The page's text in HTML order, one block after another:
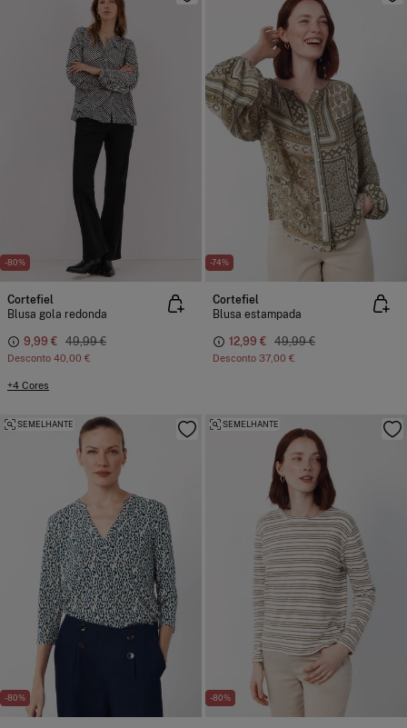
-80%
Cortefiel
Blusa gola redonda
9,99 € 49,99 €
Desconto 40,00 €
+4 Cores
-74%
Cortefiel
Blusa estampada
12,99 € 49,99 €
Desconto 37,00 €
-80%
SEMELHANTE
-80%
SEMELHANTE